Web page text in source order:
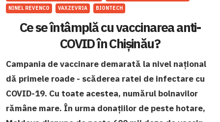
NINEL REVENCO
VAXZEVRIA BIONTECH
Ce se întâmplă cu vaccinarea anti-
COVID în Chișinău?
Campania de vaccinare demarată la nivel național
dă primele roade - scăderea ratei de infectare cu
COVID-19. Cu toate acestea, numărul bolnavilor
rămâne mare. În urma donațiilor de peste hotare,